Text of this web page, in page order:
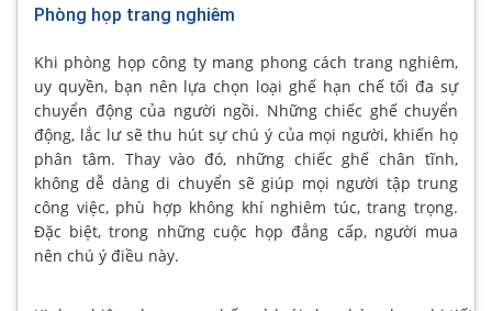
Phòng họp trang nghiêm
Khi phòng họp công ty mang phong cách trang nghiêm,
uy quyền, bạn nên lựa chọn loại ghế hạn chế tối đa sự
chuyển động của người ngồi. Những chiếc ghế chuyển
động, lắc lư sẽ thu hút sự chú ý của mọi người, khiến họ
phân tâm. Thay vào đó, những chiếc ghế chân tĩnh,
không dễ dàng di chuyển sẽ giúp mọi người tập trung
công việc, phù hợp không khí nghiêm túc, trang trọng.
Đặc biệt, trong những cuộc họp đẳng cấp, người mua
nên chú ý điều này.